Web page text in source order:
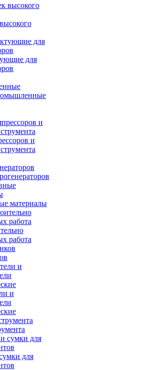
для
и
материалы
работа
и
для